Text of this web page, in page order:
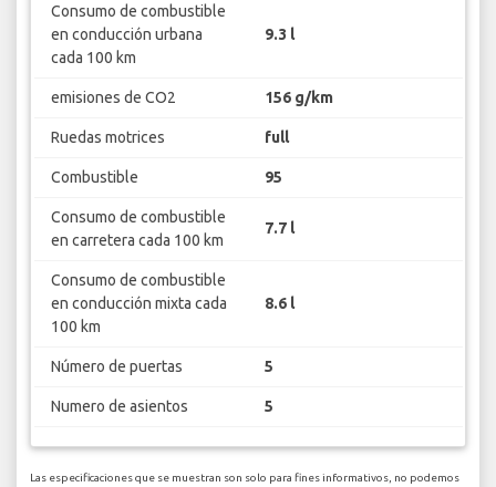
Consumo de combustible
en conducción urbana
cada 100 km
9.3 l
emisiones de CO2 156 g/km
Ruedas motrices full
Combustible 95
Consumo de combustible
en carretera cada 100 km
7.7 l
Consumo de combustible
en conducción mixta cada
100 km
8.6 l
Número de puertas 5
Numero de asientos 5
Las especificaciones que se muestran son solo para fines informativos, no podemos